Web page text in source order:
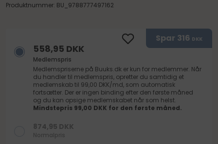
Produktnummer: BU_9788777497162
Spar 316 DKK
558,95 DKK
Medlemspris
Medlemspriserne på Buuks.dk er kun for medlemmer. Når
du handler til medlemspris, opretter du samtidig et
medlemskab til 99,00 DKK/md, som automatisk
fortsætter. Der er ingen binding efter den første måned
og du kan opsige medlemskabet når som helst.
Mindstepris 99,00 DKK for den første måned.
874,95 DKK
Normalpris